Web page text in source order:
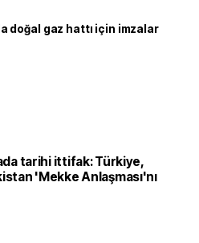
doğal gaz hattı için imzalar
tarihi ittifak: Türkiye,
'Mekke Anlaşması'nı